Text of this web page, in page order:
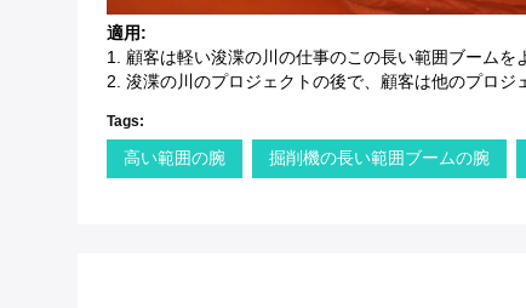
適用:
1. 顧客は軽い浚渫の川の仕事のこの長い範囲ブームを
2. 浚渫の川のプロジェクトの後で、顧客は他のプロ
Tags:
高い範囲の腕 掘削機の長い範囲ブームの腕